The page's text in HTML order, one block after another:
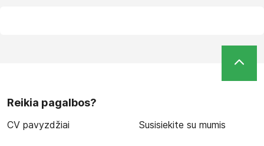
Reikia pagalbos?
CV pavyzdžiai Susisiekite su mumis